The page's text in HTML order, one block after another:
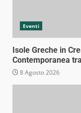
Eventi
Isole Greche in
Contemporanea
8 Agosto 2026